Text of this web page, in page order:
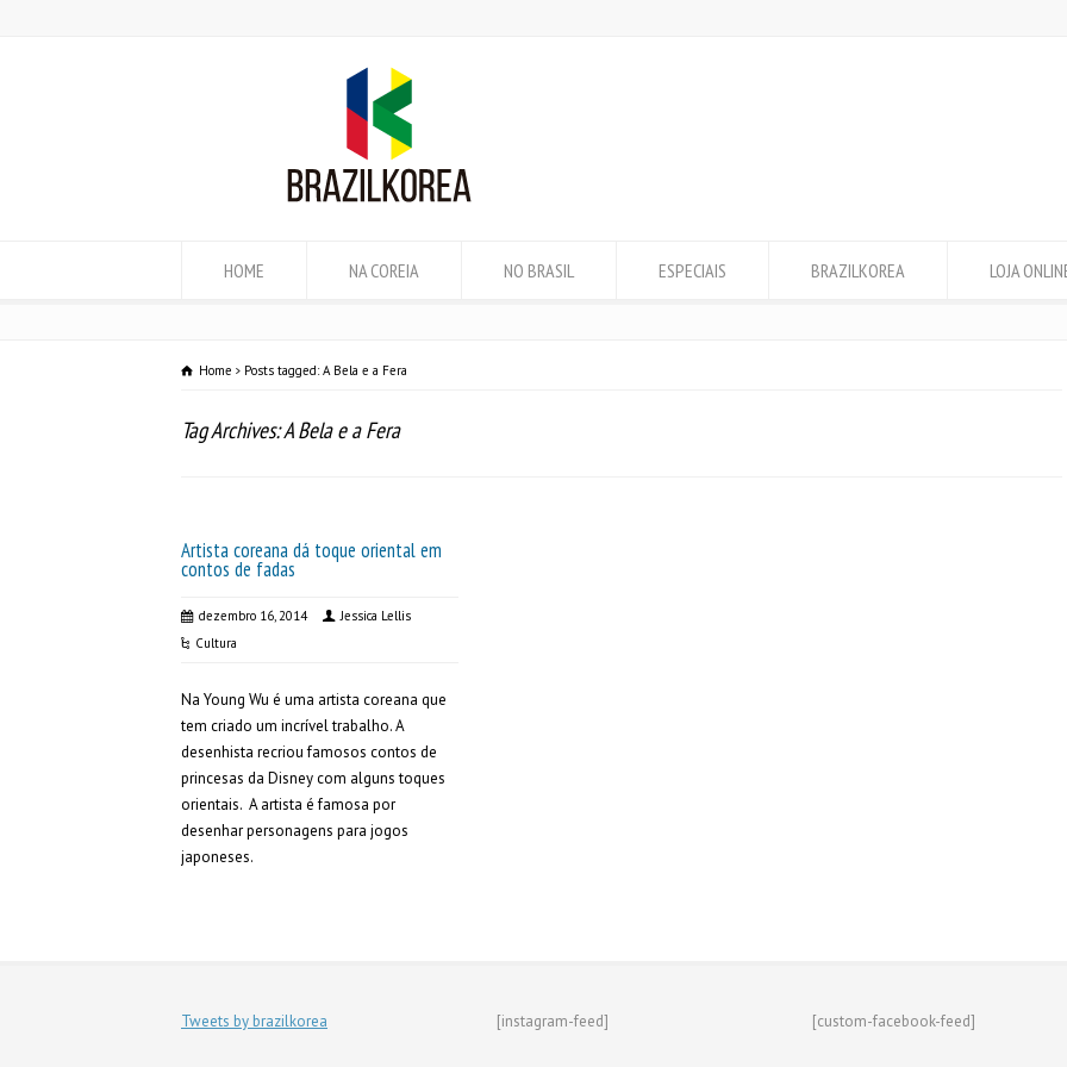
HOME NA COREIA NO BRASIL ESPECIAIS BRAZILKOREA LOJA
Home Posts tagged: A Bela e a Fera
Tag Archives: A Bela e a Fera
Artista coreana dá toque oriental em
contos de fadas
dezembro 16, 2014
Jessica Lellis
Cultura
Na Young Wu é uma artista coreana que
tem criado um incrível trabalho. A
desenhista recriou famosos contos de
princesas da Disney com alguns toques
orientais. A artista é famosa por
desenhar personagens para jogos
japoneses.
Tweets by brazilkorea [instagram-feed] [custom-facebook-feed]